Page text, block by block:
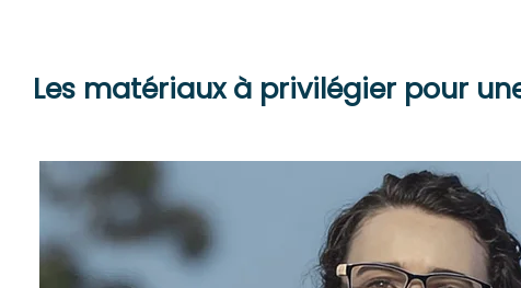
Les matériaux à privilégier pour